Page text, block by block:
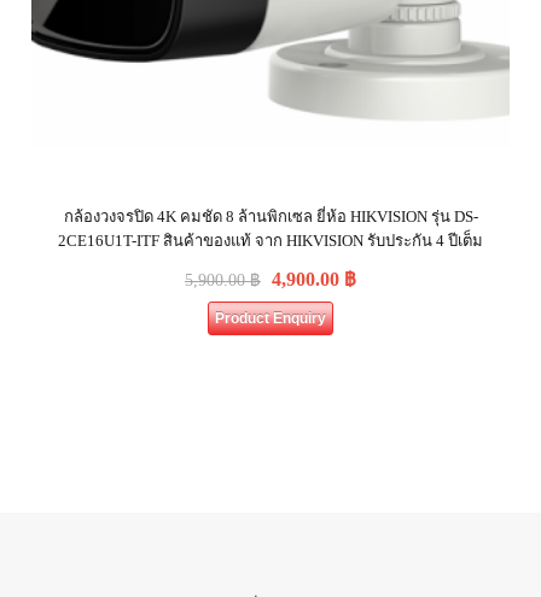
กล้องวงจรปิด 4K คมชัด 8 ล้านพิกเซล ยี่ห้อ HIKVISION รุ่น DS-
2CE16U1T-ITF สินค้าของแท้ จาก HIKVISION รับประกัน 4 ปีเต็ม
5,900.00฿ 4,900.00 ฿
Product Enquiry